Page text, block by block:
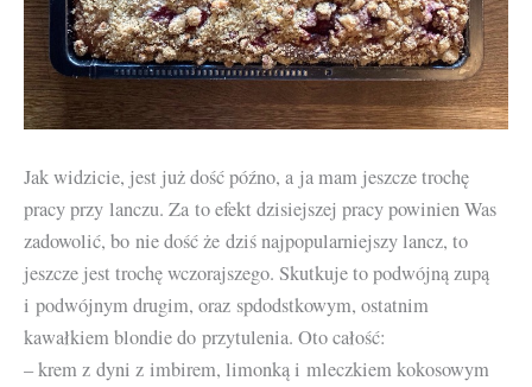
Jak widzicie, jest już dość późno, a ja mam jeszcze trochę
pracy przy lanczu. Za to efekt dzisiejszej pracy powinien Was
zadowolić, bo nie dość że dziś najpopularniejszy lancz, to
jeszcze jest trochę wczorajszego. Skutkuje to podwójną zupą
i podwójnym drugim, oraz spdodstkowym, ostatnim
kawałkiem blondie do przytulenia. Oto całość:
– krem z dyni z imbirem, limonką i mleczkiem kokosowym